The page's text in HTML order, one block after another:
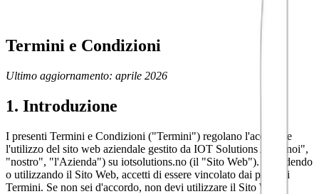
Termini e Condizioni
Ultimo aggiornamento: aprile 2026
1. Introduzione
I presenti Termini e Condizioni ("Termini") regolano l'accesso e
l'utilizzo del sito web aziendale gestito da IOT Solutions AS ("noi",
"nostro", "l'Azienda") su iotsolutions.no (il "Sito Web"). Accedendo
o utilizzando il Sito Web, accetti di essere vincolato dai presenti
Termini. Se non sei d'accordo, non devi utilizzare il Sito Web.